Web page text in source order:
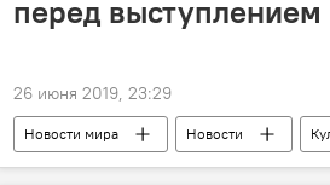
перед выступлением
26 июня 2019, 23:29
Новости мира Новости